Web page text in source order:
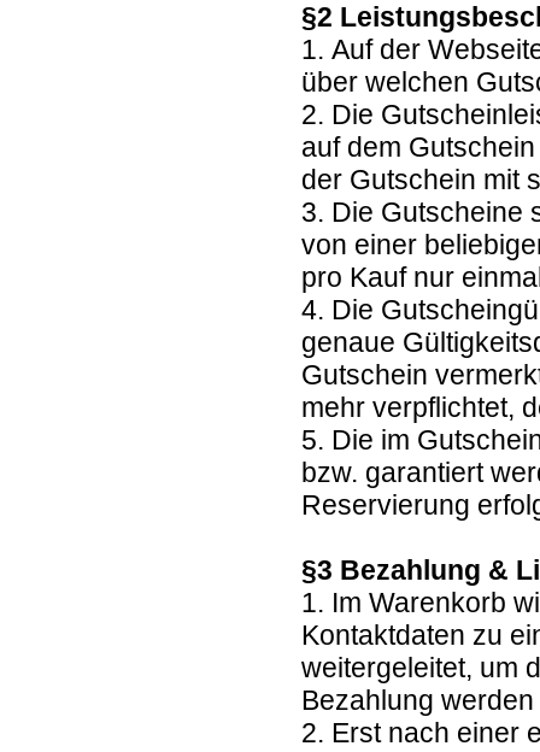
§2
1. Auf der
über welchen
2. Die
auf dem
der Gutschein mit
3. Die Gutscheine
von einer
pro Kauf nur
4. Die
genaue
Gutschein
mehr verpflichtet,
5. Die im
bzw. garantiert
Reservierung
§3 Bezahlung &
1. Im Warenkorb
Kontaktdaten zu
weitergeleitet, um
Bezahlung
2. Erst nach einer